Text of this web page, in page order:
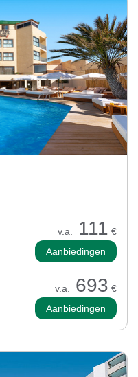
v.a. 111 €
Aanbiedingen
v.a. 693 €
Aanbiedingen